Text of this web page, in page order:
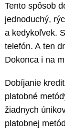
Tento spôsob
jednoduchý,
a kedykoľvek.
telefón. A ten
Dokonca i na
Dobíjanie
platobné
žiadnych
platobnej